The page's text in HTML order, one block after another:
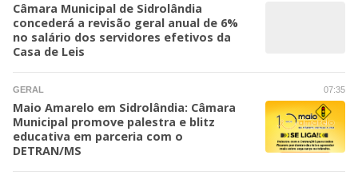
Câmara Municipal de Sidrolândia
concederá a revisão geral anual de 6%
no salário dos servidores efetivos da
Casa de Leis
07:35
GERAL
Maio Amarelo em Sidrolândia: Câmara
Municipal promove palestra e blitz
educativa em parceria com o
DETRAN/MS